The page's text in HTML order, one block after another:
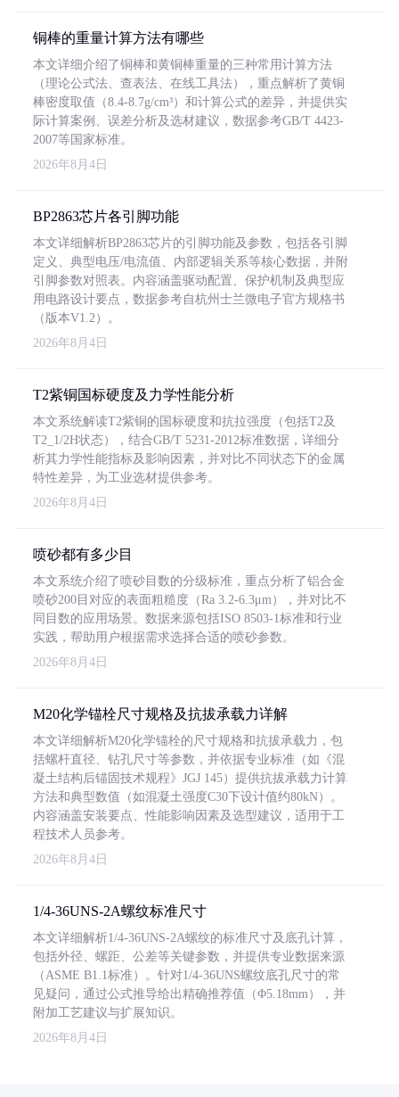
铜棒的重量计算方法有哪些
本文详细介绍了铜棒和黄铜棒重量的三种常用计算方法
（理论公式法、查表法、在线工具法），重点解析了黄铜
棒密度取值（8.4-8.7g/cm³）和计算公式的差异，并提供实
际计算案例、误差分析及选材建议，数据参考GB/T 4423-
2007等国家标准。
2026年8月4日
BP2863芯片各引脚功能
本文详细解析BP2863芯片的引脚功能及参数，包括各引脚
定义、典型电压/电流值、内部逻辑关系等核心数据，并附
引脚参数对照表。内容涵盖驱动配置、保护机制及典型应
用电路设计要点，数据参考自杭州士兰微电子官方规格书
（版本V1.2）。
2026年8月4日
T2紫铜国标硬度及力学性能分析
本文系统解读T2紫铜的国标硬度和抗拉强度（包括T2及
T2_1/2H状态），结合GB/T 5231-2012标准数据，详细分
析其力学性能指标及影响因素，并对比不同状态下的金属
特性差异，为工业选材提供参考。
2026年8月4日
喷砂都有多少目
本文系统介绍了喷砂目数的分级标准，重点分析了铝合金
喷砂200目对应的表面粗糙度（Ra 3.2-6.3μm），并对比不
同目数的应用场景。数据来源包括ISO 8503-1标准和行业
实践，帮助用户根据需求选择合适的喷砂参数。
2026年8月4日
M20化学锚栓尺寸规格及抗拔承载力详解
本文详细解析M20化学锚栓的尺寸规格和抗拔承载力，包
括螺杆直径、钻孔尺寸等参数，并依据专业标准（如《混
凝土结构后锚固技术规程》JGJ 145）提供抗拔承载力计算
方法和典型数值（如混凝土强度C30下设计值约80kN）。
内容涵盖安装要点、性能影响因素及选型建议，适用于工
程技术人员参考。
2026年8月4日
1/4-36UNS-2A螺纹标准尺寸
本文详细解析1/4-36UNS-2A螺纹的标准尺寸及底孔计算，
包括外径、螺距、公差等关键参数，并提供专业数据来源
（ASME B1.1标准）。针对1/4-36UNS螺纹底孔尺寸的常
见疑问，通过公式推导给出精确推荐值（Φ5.18mm），并
附加工艺建议与扩展知识。
2026年8月4日